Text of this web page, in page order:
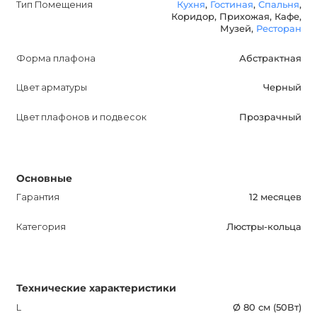
FLORETTA Кольцевая люстра - это не только источник
Насладитесь ее красотой и создайте уютную
Тип Помещения Кухня, Гостиная, Спальня,
Коридор, Прихожая, Кафе,
Музей, Ресторан
Форма плафона Абстрактная
Цвет арматуры Черный
Цвет плафонов и подвесок Прозрачный
Основные
Гарантия 12 месяцев
Категория Люстры-кольца
Технические характеристики
L Ø 80 см (50Вт)